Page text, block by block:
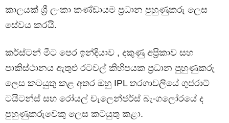
කාලයක් ශ්‍රී ලංකා කණ්ඩායම ප්‍රධාන පුහුණුකරු ලෙස
සේවය කරයි.
කර්ස්ටන් මීට පෙර ඉන්දියාව , දකුණු අප්‍රිකාව සහ
පාකිස්ථානය ඇතුළු රටවල් කිහිපයක ප්‍රධාන පුහුණුකරු
ලෙස කටයුතු කළ අතර ඔහු IPL තරගාවලියේ ගුජරාට්
ටයිටන්ස් සහ රෝයල් චැලෙන්ජර්ස් බැංගලෝරයේ ද
පුහුණුකරුවෙකු ලෙස කටයුතු කළා.